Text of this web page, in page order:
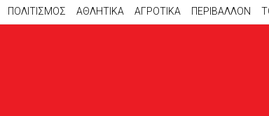
ΠΟΛΙΤΙΣΜΟΣ ΑΘΛΗΤΙΚΆ ΑΓΡΟΤΙΚΑ ΠΕΡΙΒΑΛΛΟΝ